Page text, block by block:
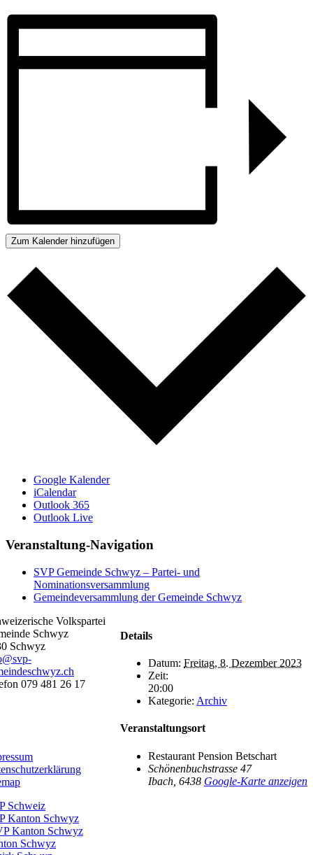
Zum Kalender hinzufügen
Google Kalender
iCalendar
Outlook 365
Outlook Live
Veranstaltung-Navigation
SVP Gemeinde Schwyz – Partei- und
Nominationsversammlung
Gemeindeversammlung der Gemeinde Schwyz
Details
Datum: Freitag, 8. Dezember 2023
Zeit:
20:00
Kategorie: Archiv
Veranstaltungsort
Restaurant Pension Betschart
Schönenbuchstrasse 47
Ibach 6438 Google-Karte anzeigen
Volkspartei
Schwyz
Schwyz
079 481 26 17
Schweiz
Kanton Schwyz
Kanton Schwyz
Schwyz